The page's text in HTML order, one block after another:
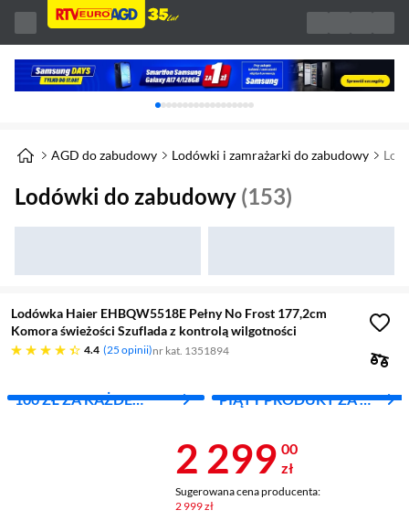
Karuzela z banerami, aktualny element 1 z
AGD do zabudowy Lodówki i zamrażarki do zabudowy
Lodówki do zabudowy (153)
Lodówka Haier EHBQW5518E Pełny No Frost 177,2cm
Komora świeżości Szuflada z kontrolą wilgotności
4.4
4.4 gwiazdek 25 opinii nr kat. 1351894
100 ZŁ ZA KAŻDE
PIĄTY PRODUKT ZA 1
Cena 2 299
2 299 00
zł
Sugerowana cena producenta:
2 999 zł